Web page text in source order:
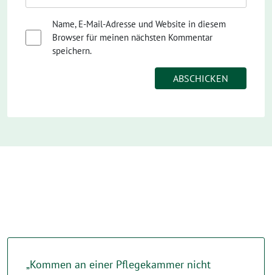
Name, E-Mail-Adresse und Website in diesem
Browser für meinen nächsten Kommentar
speichern.
„Kommen an einer Pflegekammer nicht